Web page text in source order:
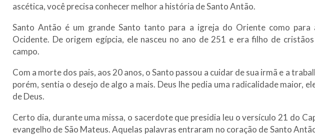
ascética, você precisa conhecer melhor a história de Santo Antão.
Santo Antão é um grande Santo tanto para a igreja do Oriente como para
Ocidente. De origem egípcia, ele nasceu no ano de 251 e era filho de
campo.
Com a morte dos pais, aos 20 anos, o Santo passou a cuidar de sua irmã e a
porém, sentia o desejo de algo a mais. Deus lhe pedia uma radicalidade maior,
de Deus.
Certo dia, durante uma missa, o sacerdote que presidia leu o versículo 21 do
evangelho de São Mateus. Aquelas palavras entraram no coração de Santo